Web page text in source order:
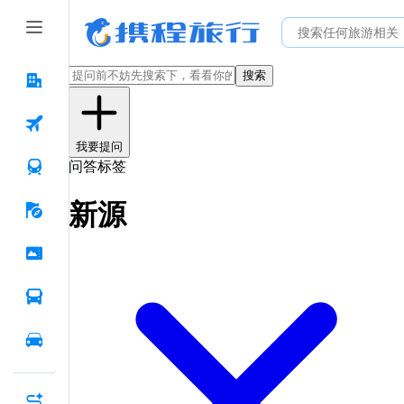
搜索
我要提问
问答标签
新源